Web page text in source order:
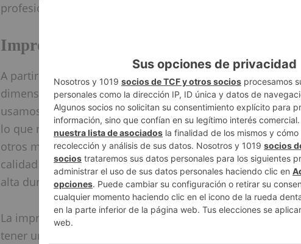
profesionales saben MODIFICAR los planos de
Impresión de Planos
A partir del ploteo se realiza la impresión de planos en
dimensiones. Los productosse imprimen en blanco y
usamos
todas las dimensionesdesdeA0, además el
lo que requiera el cliente, puede ser papel normal, de
otros más. Nos caracterizamos por realizar grandes
calidad final de los productos, además que todos
alta durabilidad.
La impresión de planos se realiza con el total cuidado y
tener una atención totalmente personalizada para poder